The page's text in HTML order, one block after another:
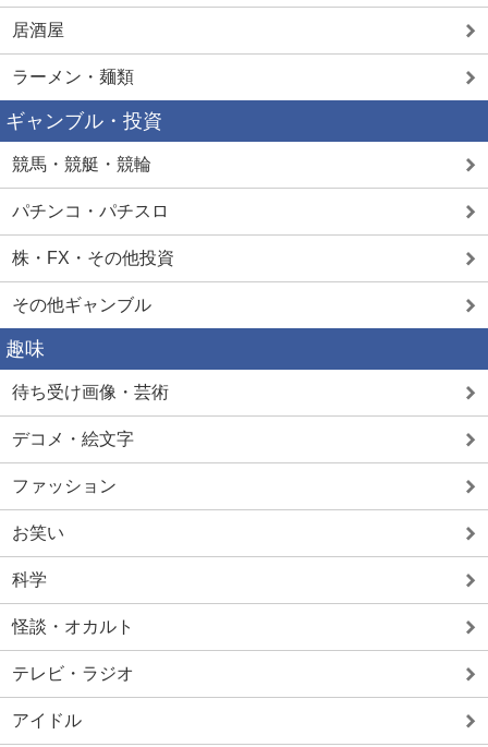
居酒屋
ラーメン・麺類
ギャンブル・投資
競馬・競艇・競輪
パチンコ・パチスロ
株・FX・その他投資
その他ギャンブル
趣味
待ち受け画像・芸術
デコメ・絵文字
ファッション
お笑い
科学
怪談・オカルト
テレビ・ラジオ
アイドル